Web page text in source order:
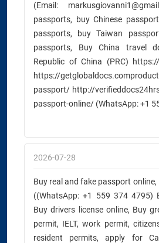
(Email:
passports, buy Chinese
passports, buy Taiwan
passports, Buy China travel
Republic of China (PRC)
https://
passport/ http://
passport-online/ (WhatsApp: +1
2026-07-28
Buy real and fake passport online,
((WhatsApp: +1 559 374 4795)
Buy drivers license online, Buy
permit, IELT, work permit,
resident permits, apply for